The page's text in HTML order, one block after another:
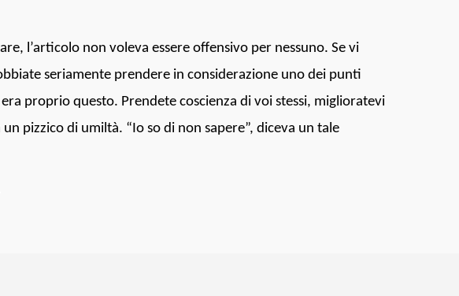
l’articolo non voleva essere offensivo per nessuno. Se vi
seriamente prendere in considerazione uno dei punti
proprio questo. Prendete coscienza di voi stessi, miglioratevi
pizzico di umiltà. “Io so di non sapere”, diceva un tale